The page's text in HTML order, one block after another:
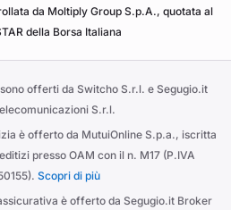
da Moltiply Group S.p.A., quotata al
della Borsa Italiana
offerti da Switcho S.r.l. e Segugio.it
S.r.l.
è offerto da MutuiOnline S.p.a., iscritta
presso OAM con il n. M17 (P.IVA
Scopri di più
è offerto da Segugio.it Broker